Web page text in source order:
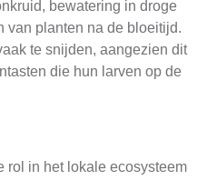
bewatering in droge
van planten na de bloeitijd.
te snijden, aangezien dit
die hun larven op de
rol in het lokale ecosysteem